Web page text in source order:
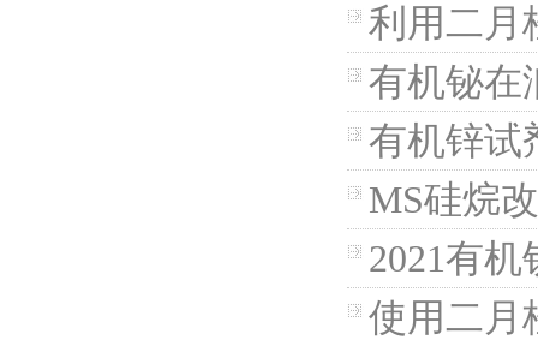
利用二月
有机铋在
有机锌试
MS硅烷
2021有
使用二月